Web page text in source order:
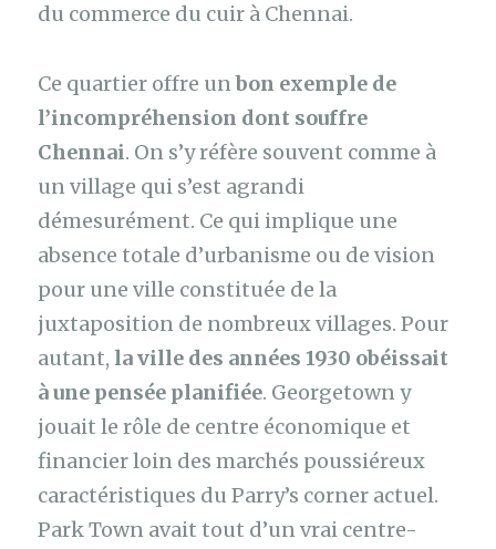
du commerce du cuir à Chennai.
Ce quartier offre unbon exemple de
l’incompréhension dont souffre
Chennai. On s’y réfère souvent comme à
un village qui s’est agrandi
démesurément. Ce qui implique une
absence totale d’urbanisme ou de vision
pour une ville constituée de la
juxtaposition de nombreux villages. Pour
autant, la ville des années 1930 obéissait
à une pensée planifiée. Georgetown y
jouait le rôle de centre économique et
financier loin des marchés poussiéreux
caractéristiques du Parry’s corner actuel.
Park Town avait tout d’un vrai centre-